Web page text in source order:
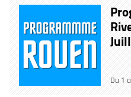
Du 1